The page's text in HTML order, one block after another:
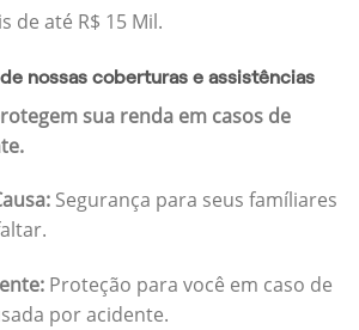
de até R$ 15 Mil.
nossas coberturas e assistências
sua renda em casos de
Segurança para seus famíliares
Proteção para você em caso de
por acidente.